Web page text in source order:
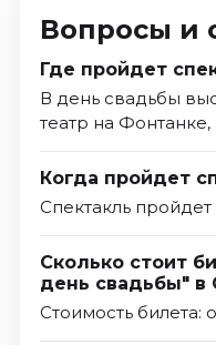
Вопросы и
Где пройдет
В день свадьбы
театр на
Когда пройдет
Спектакль пройдет
Сколько стоит
день свадьбы" в
Стоимость билета: